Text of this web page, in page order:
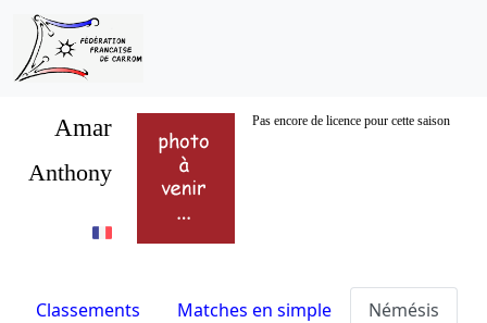
Amar Pas encore de licence pour cette saison
Anthony
Classements Matches en simple Némésis